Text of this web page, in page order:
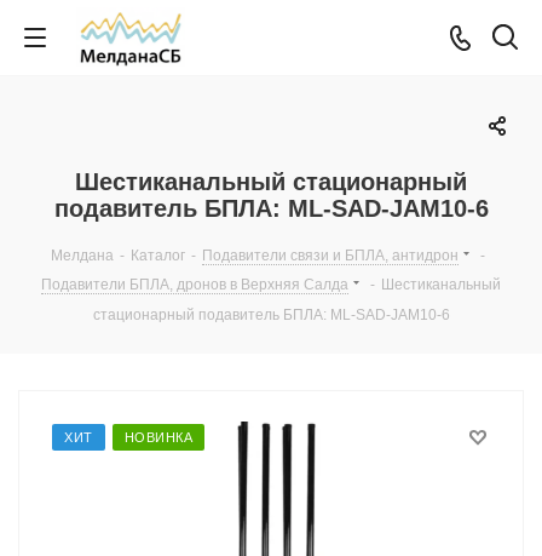
Шестиканальный стационарный
подавитель БПЛА: ML-SAD-JAM10-6
Мелдана - Каталог - Подавители связи и БПЛА, антидрон
-
Подавители БПЛА, дронов в Верхняя Салда
- Шестиканальный
стационарный подавитель БПЛА: ML-SAD-JAM10-6
ХИТ НОВИНКА